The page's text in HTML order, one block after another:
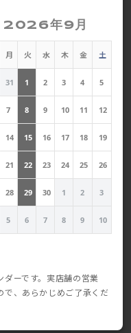
2026年9月
月 火 水 木 金 土
31 1 2 3 4 5
7 8 9 10 11 12
14 15 16 17 18 19
21 22 23 24 25 26
28 29 30 1 2 3
5 6 7 8 9 10
ーです。実店舗の営業
で、あらかじめご了承くだ